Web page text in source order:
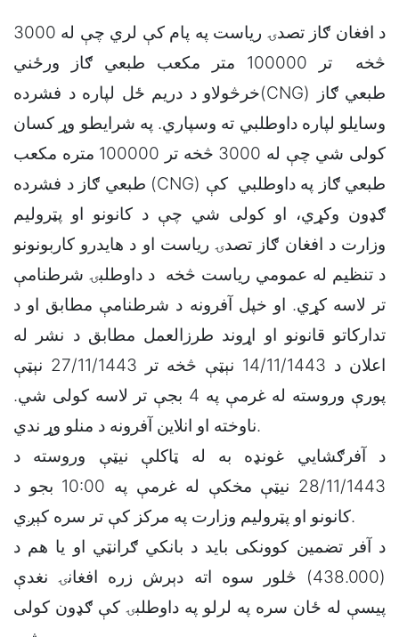
د افغان ګاز تصدۍ ریاست په پام کې لري چې له 3000
څخه تر 100000 متر مکعب طبعي ګاز ورځني
خرڅولاو د دریم ځل لپاره د فشرده(CNG) طبعي ګاز
وسایلو لپاره داوطلبي ته وسپاري. په شرایطو وړ کسان
کولی شي چې له 3000 څخه تر 100000 متره مکعب
طبعي ګاز د فشرده (CNG) طبعي ګاز په داوطلبي کې
ګډون وکړي، او کولی شي چې د کانونو او پټرولیم
وزارت د افغان ګاز تصدۍ ریاست او د هایدرو کاربونونو
د تنظیم له عمومي ریاست څخه د داوطلبۍ شرطنامې
تر لاسه کړي. او خپل آفرونه د شرطنامې مطابق او د
تدارکاتو قانونو او اړوند طرزالعمل مطابق د نشر له
اعلان د 14/11/1443 نېټې څخه تر 27/11/1443 نېټې
پورې وروسته له غرمې په 4 بجې تر لاسه کولی شي.
ناوخته او انلاین آفرونه د منلو وړ ندي.
د آفرګشايي غونډه به له ټاکلې نیټې وروسته د
28/11/1443 نیټې مخکې له غرمې په 10:00 بجو د
کانونو او پټرولیم وزارت په مرکز کې تر سره کېږي.
د آفر تضمین کوونکی باید د بانکي ګرانټي او یا هم د
(438.000) څلور سوه اته دېرش زره افغانۍ نغدې
پیسې له ځان سره په لرلو په داوطلبۍ کې ګډون کولی